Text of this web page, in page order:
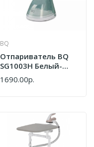
BQ
Отпариватель BQ
SG1003H Белый-
Мятный
1690.00р.